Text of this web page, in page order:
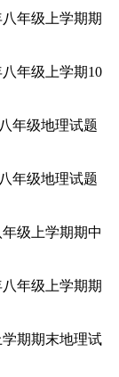
年级上学期期
年级上学期10
年级地理试题
年级地理试题
级上学期期中
年级上学期期
期期末地理试